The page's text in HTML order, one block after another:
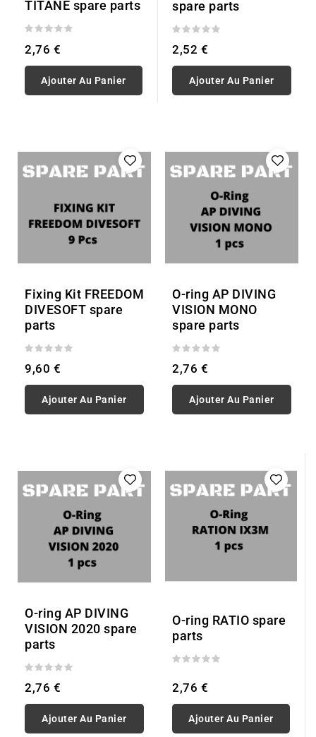
TITANE spare parts
2,76 €
Ajouter Au Panier
spare parts
2,52 €
Ajouter Au Panier
Fixing Kit FREEDOM
DIVESOFT spare
parts
9,60 €
Ajouter Au Panier
O-ring AP DIVING
VISION MONO
spare parts
2,76 €
Ajouter Au Panier
O-ring AP DIVING
VISION 2020 spare
parts
2,76 €
Ajouter Au Panier
O-ring RATIO spare
parts
2,76 €
Ajouter Au Panier